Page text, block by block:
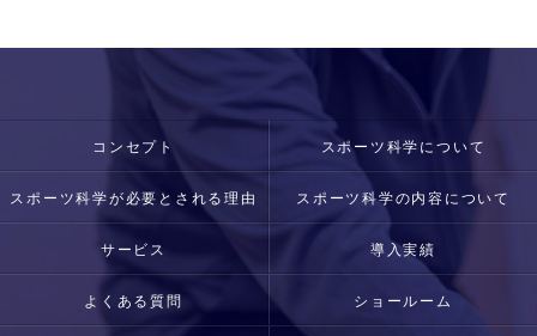
コンセプト スポーツ科学について
スポーツ科学が必要とされる理由 スポーツ科学の内容について
サービス 導入実績
よくある質問 ショールーム